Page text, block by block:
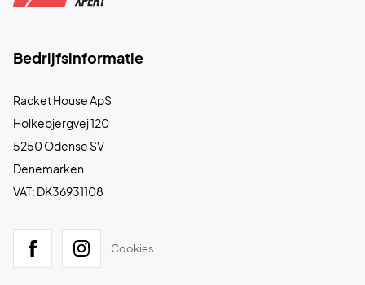
Bedrijfsinformatie
Racket House ApS
Holkebjergvej 120
5250 Odense SV
Denemarken
VAT: DK36931108
Cookies